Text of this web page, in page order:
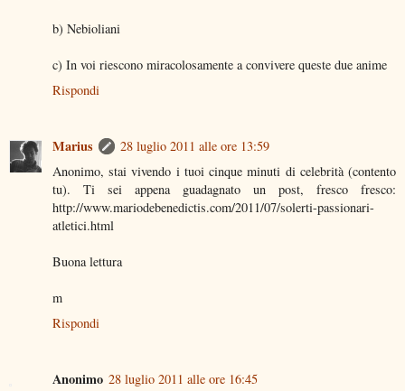
b) Nebioliani
c) In voi riescono miracolosamente a convivere queste due anime
Rispondi
Marius
28 luglio 2011 alle ore 13:59
Anonimo, stai vivendo i tuoi cinque minuti di celebrità (contento
tu). Ti sei appena guadagnato un post, fresco fresco:
http://www.mariodebenedictis.com/2011/07/solerti-passionari-
atletici.html
Buona lettura
m
Rispondi
Anonimo 28 luglio 2011 alle ore 16:45